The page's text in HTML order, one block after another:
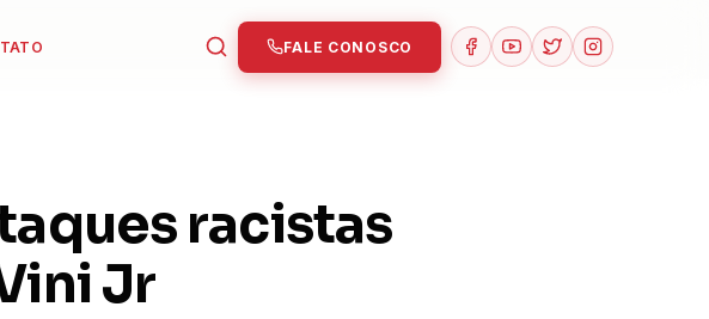
FALE CONOSCO
racistas
Jr